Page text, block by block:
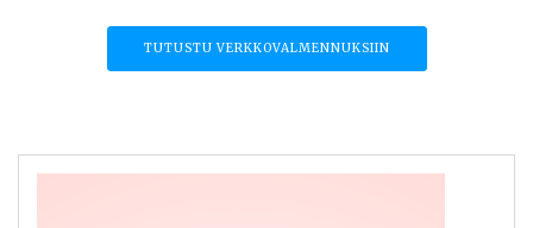
TUTUSTU VERKKOVALMENNUKSIIN